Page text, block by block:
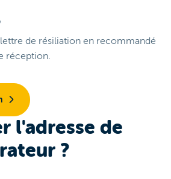
de résiliation en recommandé
réception.
l'adresse de
?